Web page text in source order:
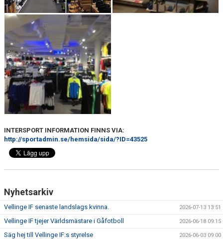
INTERSPORT INFORMATION FINNS VIA:
http://sportadmin.se/hemsida/sida/?ID=43525
Nyhetsarkiv
Vellinge IF senaste landslags kvinna. 2026-07-13 13:51
Vellinge IF tjejer Världsmästare i Gåfotboll 2026-06-18 09:15
Säg hej till Vellinge IF:s styrelse 2026-06-03 09:00